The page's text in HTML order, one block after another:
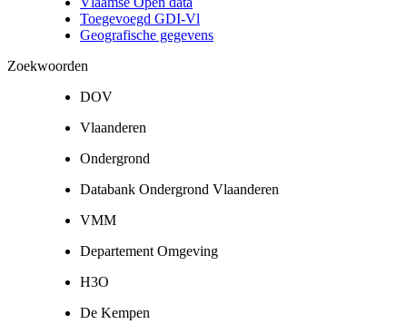
Toegevoegd GDI-Vl
Geografische gegevens
Zoekwoorden
DOV
Vlaanderen
Ondergrond
Databank Ondergrond Vlaanderen
VMM
Departement Omgeving
H3O
De Kempen